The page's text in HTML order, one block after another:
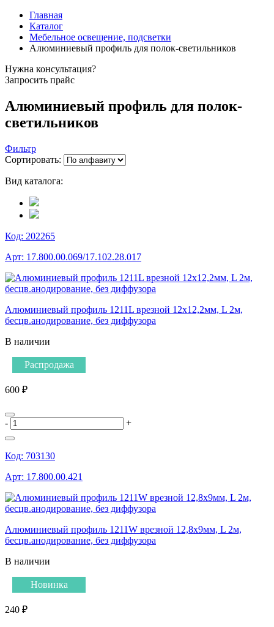
Главная
Каталог
Мебельное освещение, подсветки
Алюминиевый профиль для полок-светильников
Нужна консультация?
Запросить прайс
Алюминиевый профиль для полок-
светильников
Фильтр
Сортировать:
Вид каталога:
Код: 202265
Арт: 17.800.00.069/17.102.28.017
Алюминиевый профиль 1211L врезной 12х12,2мм, L 2м,
бесцв.анодирование, без диффузора
В наличии
Распродажа
600 ₽
- +
Код: 703130
Арт: 17.800.00.421
Алюминиевый профиль 1211W врезной 12,8х9мм, L 2м,
бесцв.анодирование, без диффузора
В наличии
Новинка
240 ₽